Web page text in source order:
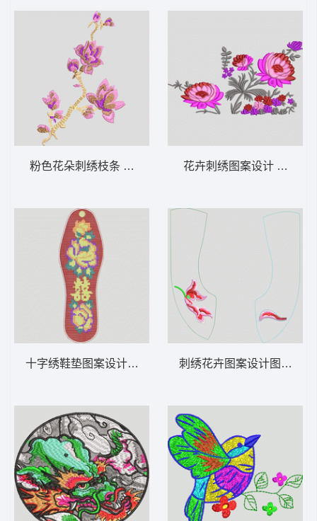
粉色花朵刺绣枝条 靓花
十字绣鞋垫图案设计 鞋垫 十字绣
花卉刺绣图案设计 靓花
刺绣花卉图案设计图 领